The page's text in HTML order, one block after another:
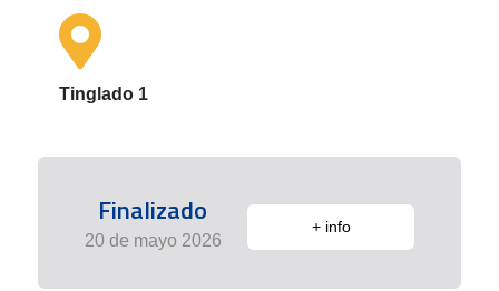
Tinglado 1
Finalizado
20 de mayo 2026
+ info